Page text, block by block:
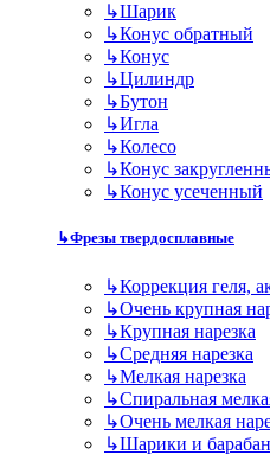
↳Шарик
↳Конус обратный
↳Конус
↳Цилиндр
↳Бутон
↳Игла
↳Колесо
↳Конус
↳Конус усеченный
↳Фрезы твердосплавные
↳Коррекция геля,
↳Очень крупная
↳Крупная нарезка
↳Средняя нарезка
↳Мелкая нарезка
↳Спиральная
↳Очень мелкая
↳Шарики и